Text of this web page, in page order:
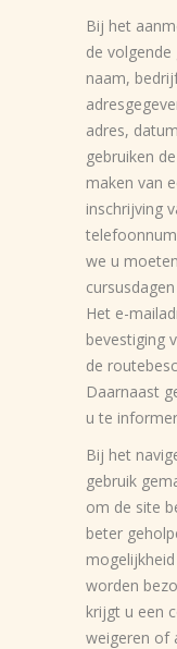
Bij het
de volgende
naam,
adres,
gebruiken
maken van
inschrijving
we u
Het e-
bevestiging
de
Daarnaast
u te
Bij het
gebruik
om de site
beter
worden
krijgt u een
weigeren of